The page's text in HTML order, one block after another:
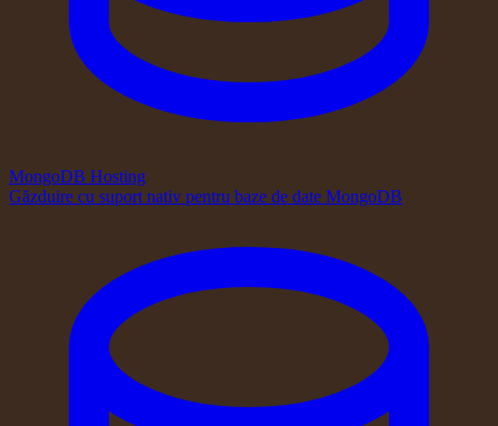
MongoDB Hosting
Găzduire cu suport nativ pentru baze de date MongoDB